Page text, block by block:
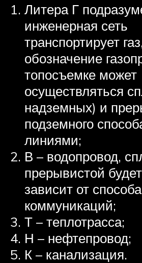
Литера Г
инженерная сеть
транспортирует
обозначение
топосъемке может
осуществляться
надземных) и
подземного
линиями;
В – водопровод,
прерывистой
зависит от
коммуникаций;
Т – теплотрасса;
Н – нефтепровод;
К – канализация.